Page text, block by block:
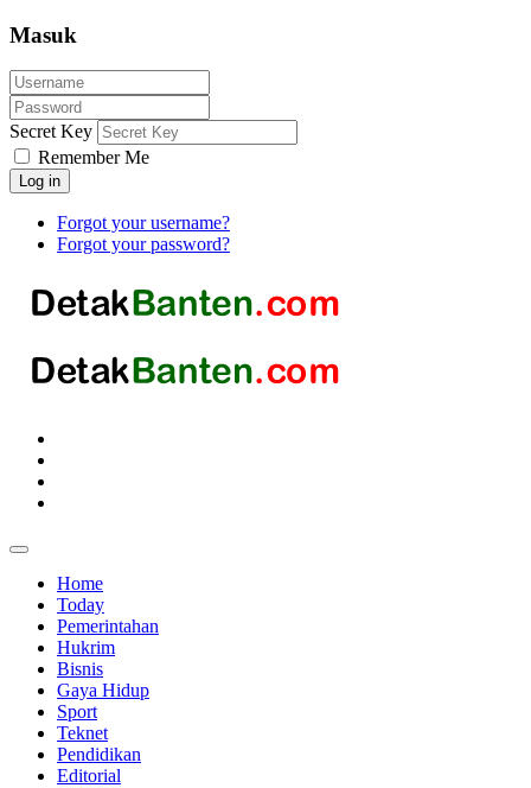
Masuk
Secret Key
Remember Me
Log in
Forgot your username?
Forgot your password?
Home
Today
Pemerintahan
Hukrim
Bisnis
Gaya Hidup
Sport
Teknet
Pendidikan
Editorial